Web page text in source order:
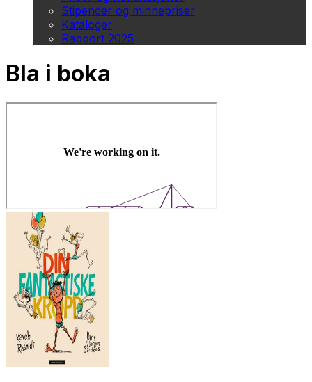
Stipender og minnepriser
Kataloger
Rapport 2025
Bla i boka